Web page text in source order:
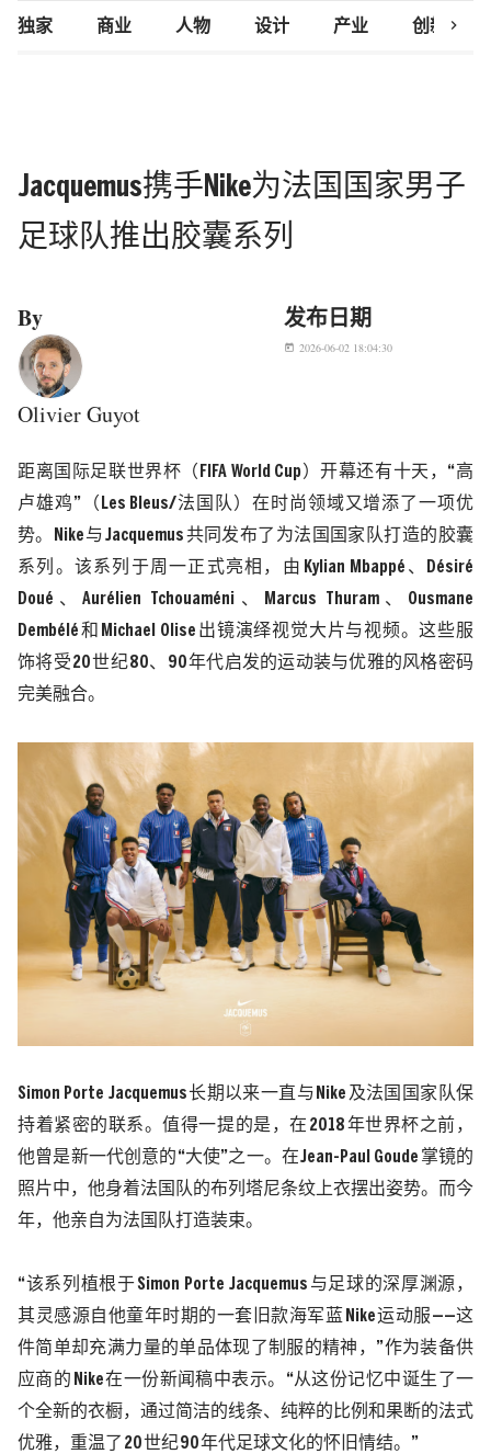
独家 商业 人物 设计 产业 创新研究
chevron_right
Jacquemus携手Nike为法国国家男子
足球队推出胶囊系列
By
Olivier Guyot
发布日期
today 2026-06-02 18:04:30
距离国际足联世界杯（ FIFA World Cup ）开幕还有十天，“高
卢雄鸡”（ Les Bleus/ 法国队）在时尚领域又增添了一项优
势。
Nike 与Jacquemus 共同发布了为法国国家队打造的胶囊
系列。该系列于周一正式亮相，由 Kylian Mbappé 、
Désiré
Doué 、Aurélien Tchouaméni 、 Marcus Thuram、 Ousmane
Dembélé 和 Michael Olise 出镜演绎视觉大片与视频。这些服
饰将受 20世纪80、 90年代启发的运动装与优雅的风格密码
完美融合。
Simon Porte Jacquemus 长期以来一直与 Nike 及法国国家队保
持着紧密的联系。值得一提的是，在 2018 年世界杯之前，
他曾是新一代创意的“大使”之一。在Jean-Paul Goude 掌镜的
照片中，他身着法国队的布列塔尼条纹上衣摆出姿势。而今
年，他亲自为法国队打造装束。
“该系列植根于Simon Porte Jacquemus 与足球的深厚渊源，
其灵感源自他童年时期的一套旧款海军蓝 Nike运动服——这
件简单却充满力量的单品体现了制服的精神，”作为装备供
应商的 Nike在一份新闻稿中表示。“从这份记忆中诞生了一
个全新的衣橱，通过简洁的线条、纯粹的比例和果断的法式
优雅，重温了 20世纪90年代足球文化的怀旧情结。”